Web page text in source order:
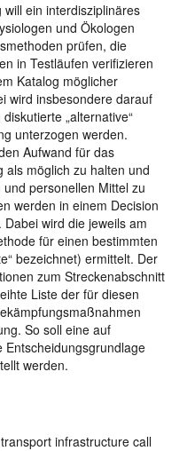
ein interdisziplinäres
und Ökologen
prüfen, die
in Testläufen verifizieren
Katalog möglicher
wird insbesondere darauf
„alternative“
unterzogen werden.
Aufwand für das
als möglich zu halten und
personellen Mittel zu
werden in einem Decision
wird die jeweils am
für einen bestimmten
bezeichnet) ermittelt. Der
zum Streckenabschnitt
Liste der für diesen
So soll eine auf
werden.
infrastructure call